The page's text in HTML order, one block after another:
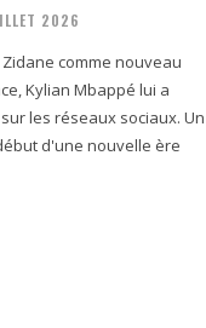
2026
comme nouveau
Kylian Mbappé lui a
les réseaux sociaux. Un
d'une nouvelle ère